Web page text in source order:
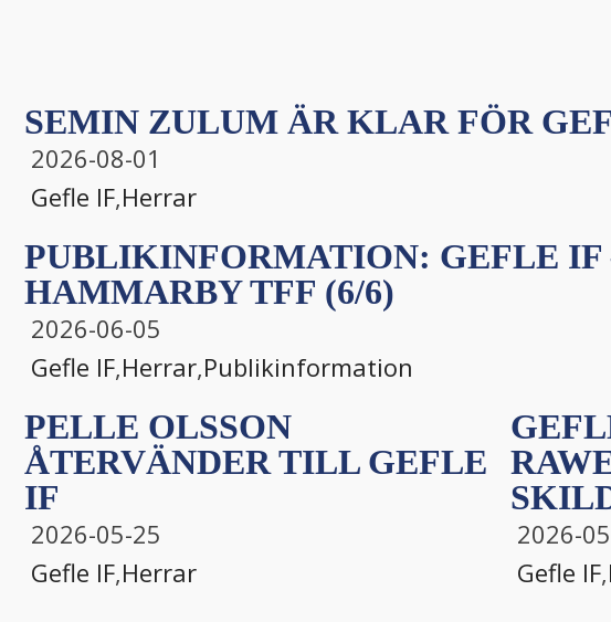
SEMIN ZULUM ÄR KLAR FÖR
2026-08-01
Gefle IF,Herrar
PUBLIKINFORMATION: GEFLE IF
HAMMARBY TFF (6/6)
2026-06-05
Gefle IF,Herrar,Publikinformation
PELLE OLSSON
ÅTERVÄNDER TILL GEFLE
IF
2026-05-25
Gefle IF,Herrar
2026-
Gefle IF,